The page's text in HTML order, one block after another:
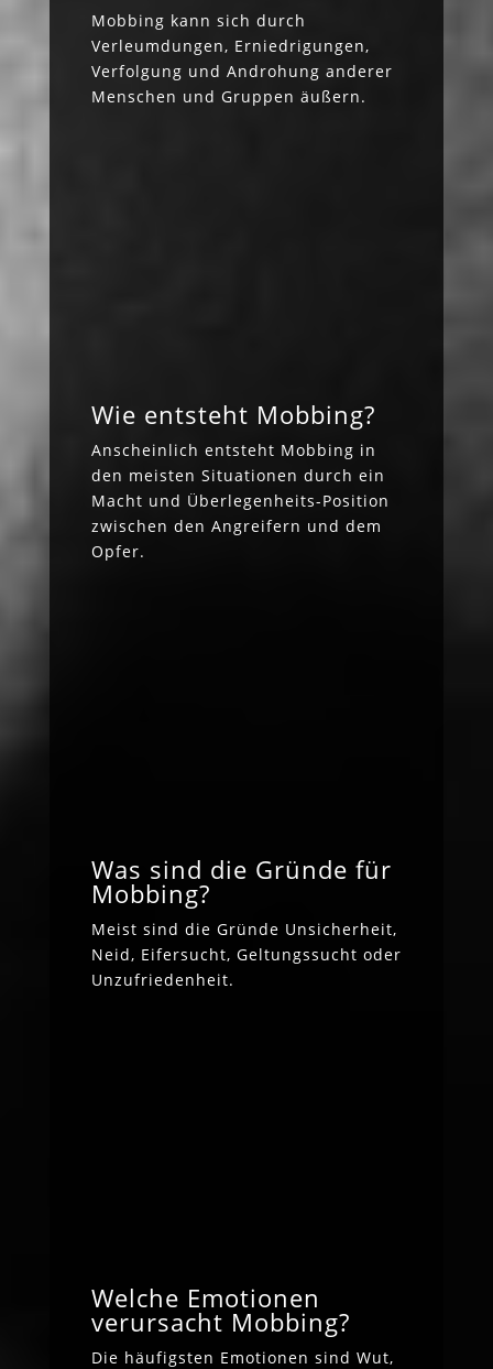
Mobbing kann sich durch
Verleumdungen, Erniedrigungen,
Verfolgung und Androhung anderer
Menschen und Gruppen äußern.
Wie entsteht Mobbing?
Anscheinlich entsteht Mobbing in
den meisten Situationen durch ein
Macht und Überlegenheits-Position
zwischen den Angreifern und dem
Opfer.
Was sind die Gründe für
Mobbing?
Meist sind die Gründe Unsicherheit,
Neid, Eifersucht, Geltungssucht oder
Unzufriedenheit.
Welche Emotionen
verursacht Mobbing?
Die häufigsten Emotionen sind Wut,